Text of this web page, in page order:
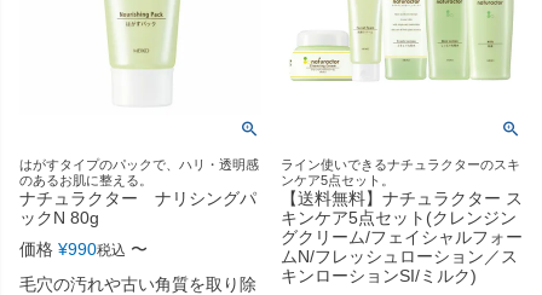
はがすタイプのパックで、ハリ・透明感
のあるお肌に整える。
ナチュラクター ナリシングパ
ックN 80g
価格 ¥990税込 〜
毛穴の汚れや古い角質を取り除
ライン使いできるナチュラクターのスキ
ンケア5点セット。
【送料無料】ナチュラクター ス
キンケア5点セット(クレンジン
グクリーム/フェイシャルフォー
ムN/フレッシュローション／ス
キンローションSI/ミルク)